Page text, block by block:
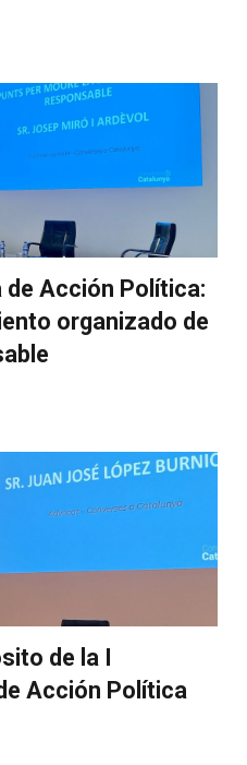
de Acción Política:
organizado de
de la I
Acción Política